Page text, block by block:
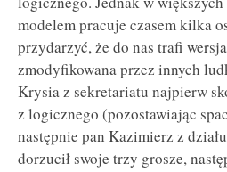
modelem pracuje czasem kilka
przydarzyć, że do nas trafi
zmodyfikowana przez innych
Krysia z sekretariatu najpierw
z logicznego (pozostawiając
następnie pan Kazimierz z
dorzucił swoje trzy grosze,